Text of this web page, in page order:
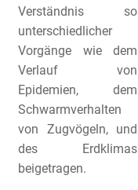
Verständnis so
unterschiedlicher
Vorgänge wie dem
Verlauf von
Epidemien, dem
Schwarmverhalten
von Zugvögeln, und
des Erdklimas
beigetragen.